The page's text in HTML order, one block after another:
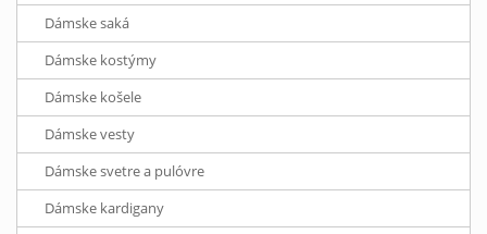
Dámske saká
Dámske kostýmy
Dámske košele
Dámske vesty
Dámske svetre a pulóvre
Dámske kardigany